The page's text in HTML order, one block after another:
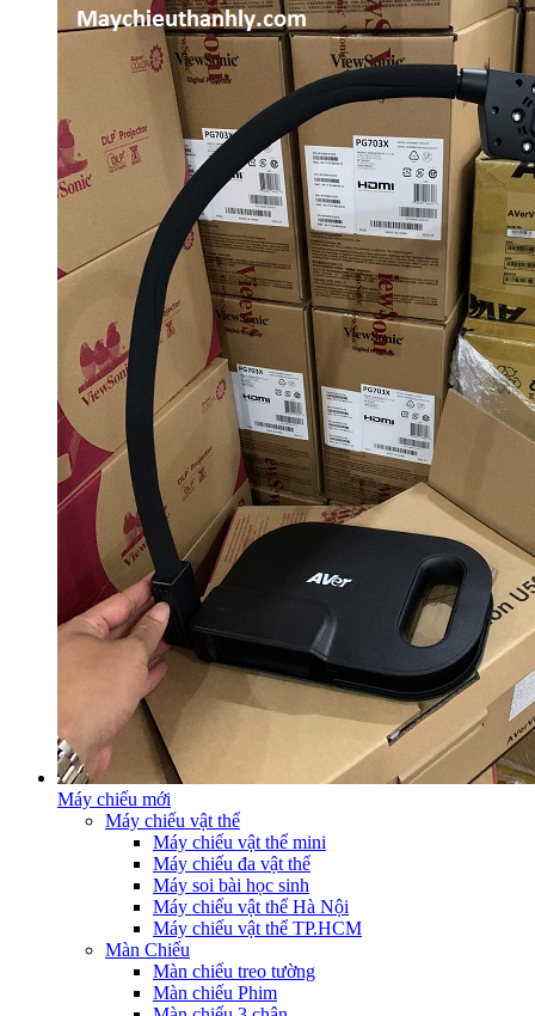
Máy chiếu mới
Máy chiếu vật thể
Máy chiếu vật thể mini
Máy chiếu đa vật thể
Máy soi bài học sinh
Máy chiếu vật thể Hà Nội
Máy chiếu vật thể TP.HCM
Màn Chiếu
Màn chiếu treo tường
Màn chiếu Phim